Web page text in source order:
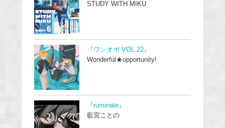
STUDY WITH MIKU
『ワンオポ VOL.22』
Wonderful★opportunity!
『ruminate』
藍宮ことの